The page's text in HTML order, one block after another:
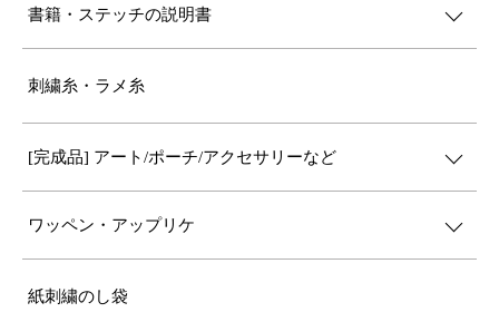
書籍・ステッチの説明書
刺繍糸・ラメ糸
[完成品] アート/ポーチ/アクセサリーなど
ワッペン・アップリケ
紙刺繍のし袋